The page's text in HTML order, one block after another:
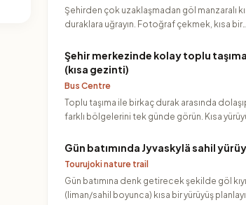
Şehirden çok uzaklaşmadan göl manzaralı
duraklara uğrayın. Fotoğraf çekmek, kısa bir
Şehir merkezinde kolay toplu
(kısa gezinti)
Bus Centre
Toplu taşıma ile birkaç durak arasında
farklı bölgelerini tek günde görün. Kısa
Gün batımında Jyvaskylä sahil
Tourujoki nature trail
Gün batımına denk getirecek şekilde göl
(liman/sahil boyunca) kısa bir yürüyüş